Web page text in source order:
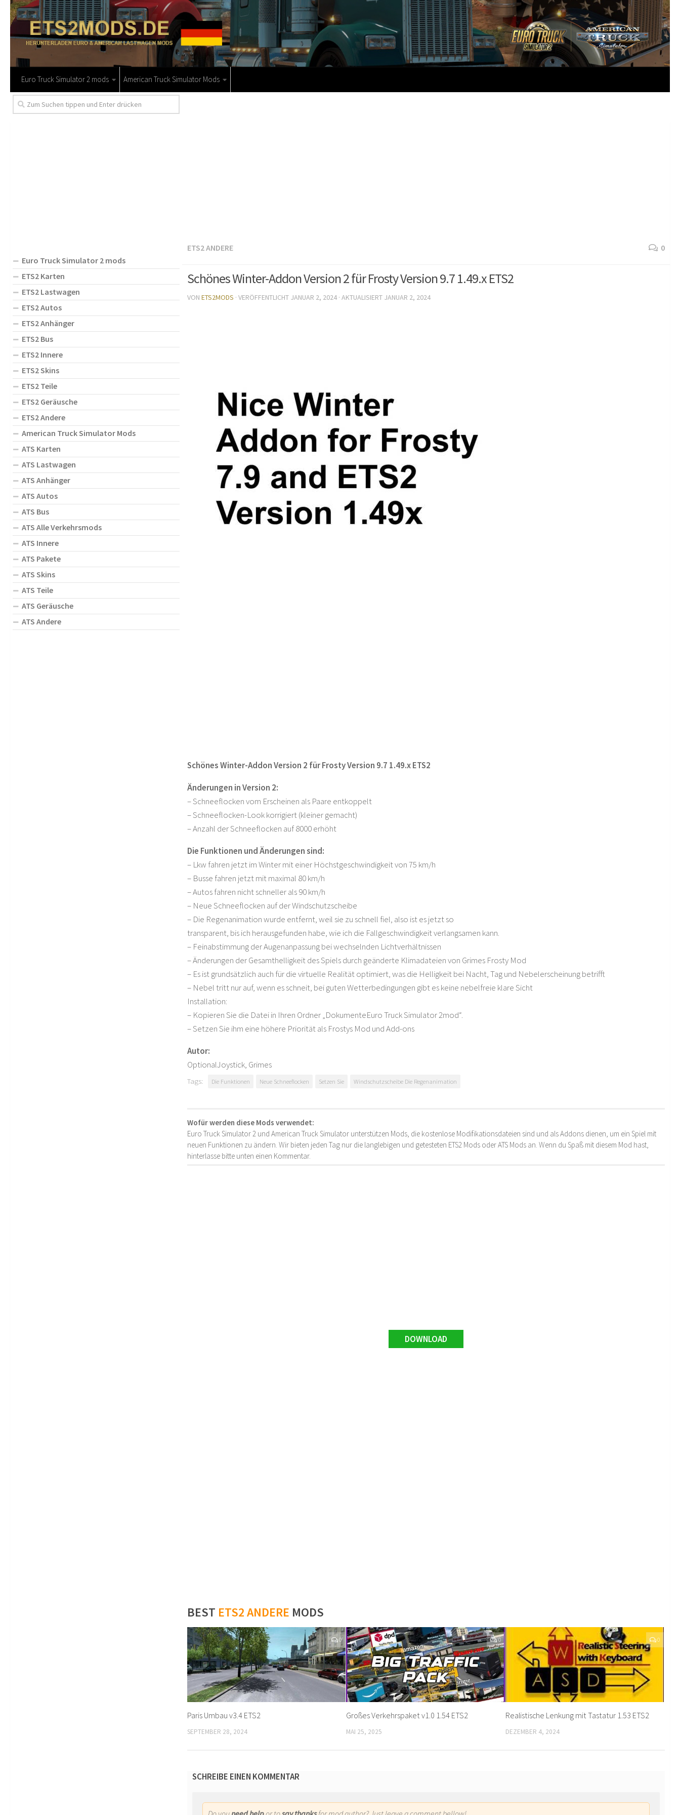
Euro Truck Simulator 2 mods American Truck Simulator Mods
ETS2 ANDERE 0
Schönes Winter-Addon Version 2 für Frosty Version 9.7 1.49.x ETS2
VON ETS2MODS · VERÖFFENTLICHT JANUAR 2, 2024 · AKTUALISIERT JANUAR 2, 2024
Schönes Winter-Addon Version 2 für Frosty Version 9.7 1.49.x ETS2
Änderungen in Version 2:
– Schneeflocken vom Erscheinen als Paare entkoppelt
– Schneeflocken-Look korrigiert (kleiner gemacht)
– Anzahl der Schneeflocken auf 8000 erhöht
Die Funktionen und Änderungen sind:
– Lkw fahren jetzt im Winter mit einer Höchstgeschwindigkeit von 75 km/h
– Busse fahren jetzt mit maximal 80 km/h
– Autos fahren nicht schneller als 90 km/h
– Neue Schneeflocken auf der Windschutzscheibe
– Die Regenanimation wurde entfernt, weil sie zu schnell fiel, also ist es jetzt so
transparent, bis ich herausgefunden habe, wie ich die Fallgeschwindigkeit verlangsamen kann.
– Feinabstimmung der Augenanpassung bei wechselnden Lichtverhältnissen
– Änderungen der Gesamthelligkeit des Spiels durch geänderte Klimadateien von Grimes Frosty Mod
– Es ist grundsätzlich auch für die virtuelle Realität optimiert, was die Helligkeit bei Nacht, Tag und Nebelerscheinung betrifft
– Nebel tritt nur auf, wenn es schneit, bei guten Wetterbedingungen gibt es keine nebelfreie klare Sicht
Installation:
– Kopieren Sie die Datei in Ihren Ordner „DokumenteEuro Truck Simulator 2mod“.
– Setzen Sie ihm eine höhere Priorität als Frostys Mod und Add-ons
Autor:
OptionalJoystick, Grimes
Tags: Die Funktionen Neue Schneeflocken Setzen Sie Windschutzscheibe Die Regenanimation
Wofür werden diese Mods verwendet:
Euro Truck Simulator 2 und American Truck Simulator unterstützen Mods, die kostenlose Modifikationsdateien sind und als Addons dienen, um ein Spiel mit
neuen Funktionen zu ändern. Wir bieten jeden Tag nur die langlebigen und getesteten ETS2 Mods oder ATS Mods an. Wenn du Spaß mit diesem Mod hast,
hinterlasse bitte unten einen Kommentar.
DOWNLOAD
BEST ETS2 ANDERE MODS
0
Paris Umbau v3.4 ETS2
SEPTEMBER 28, 2024
0
Großes Verkehrspaket v1.0 1.54 ETS2
MAI 25, 2025
0
Realistische Lenkung mit Tastatur 1.53 ETS2
DEZEMBER 4, 2024
SCHREIBE EINEN KOMMENTAR
Euro Truck Simulator 2 mods
ETS2 Karten
ETS2 Lastwagen
ETS2 Autos
ETS2 Anhänger
ETS2 Bus
ETS2 Innere
ETS2 Skins
ETS2 Teile
ETS2 Geräusche
ETS2 Andere
American Truck Simulator Mods
ATS Karten
ATS Lastwagen
ATS Anhänger
ATS Autos
ATS Bus
ATS Alle Verkehrsmods
ATS Innere
ATS Pakete
ATS Skins
ATS Teile
ATS Geräusche
ATS Andere